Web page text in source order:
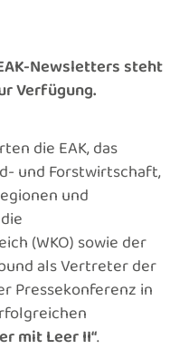
Newsletters steht
Verfügung.
die EAK, das
und Forstwirtschaft,
und
(WKO) sowie der
als Vertreter der
Pressekonferenz in
mit Leer II“.